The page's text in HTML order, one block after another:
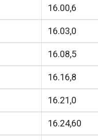
16.00,6
16.03,0
16.08,5
16.16,8
16.21,0
16.24,60